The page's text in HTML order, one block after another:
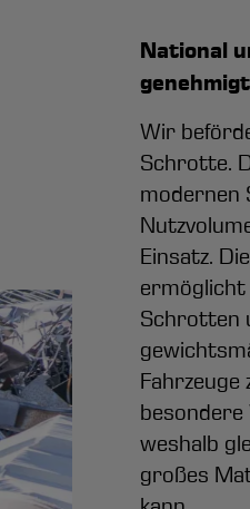
National
Wir
Schrotte.
modernen
Einsatz.
ermöglicht
Schrotten
Fahrzeuge
besondere
weshalb
großes